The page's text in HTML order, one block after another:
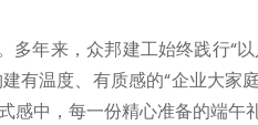
年来，众邦建工始终践行“
温度、有质感的“企业大家
中，每一份精心准备的端午